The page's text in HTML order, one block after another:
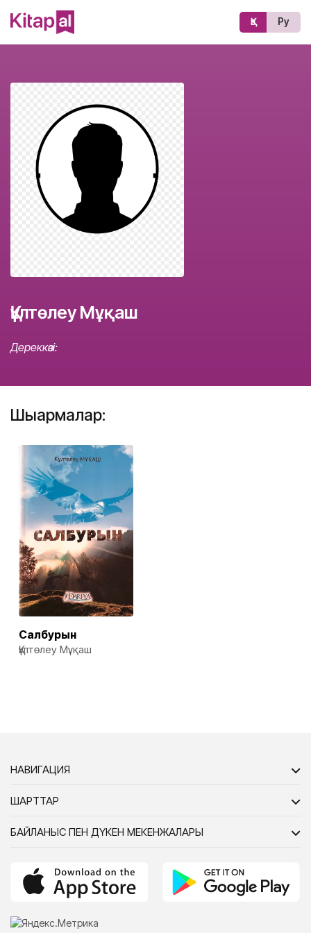
Қз Ру
Құлтөлеу Мұқаш
Дереккөзі:
Шығармалар:
Салбурын
Құлтөлеу Мұқаш
НАВИГАЦИЯ
ШАРТТАР
БАЙЛАНЫС ПЕН ДҮКЕН МЕКЕНЖАЛАРЫ